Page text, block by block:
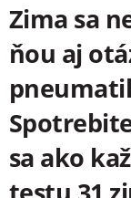
Zima sa
ňou aj
sa ako